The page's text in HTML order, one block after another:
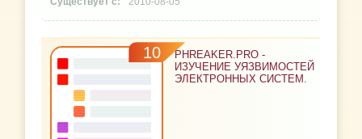
10
PHREAKER.PRO -
ИЗУЧЕНИЕ УЯЗВИМОСТЕЙ
ЭЛЕКТРОННЫХ СИСТЕМ.